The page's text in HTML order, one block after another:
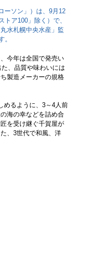
ーソン」）は、9月12
ア100」除く）で、
水札幌中央水産」監
。
今年は全国で発売い
、品質や味わいには
製造メーカーの規格
めるように、3～4人前
海の幸などを詰め合
を受け継ぐ千賀屋が
、3世代で和風、洋